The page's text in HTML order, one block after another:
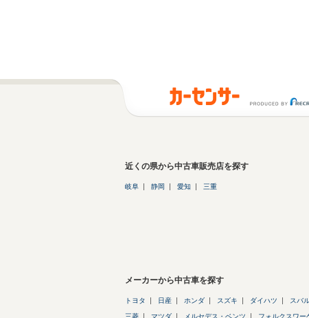
近くの県から中古車販売店を探す
岐阜 静岡 愛知 三重
メーカーから中古車を探す
トヨタ 日産 ホンダ スズキ ダイハツ スバ
三菱 マツダ メルセデス・ベンツ フォルクスワー